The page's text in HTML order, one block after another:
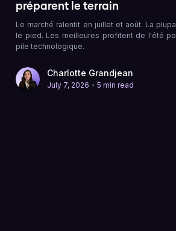
préparent le terrain
Le marché ralentit en juillet et août. La
le pied. Les meilleures profitent de l'été
pile technologique.
Charlotte Grandjean
July 7, 2026 • 5 min read